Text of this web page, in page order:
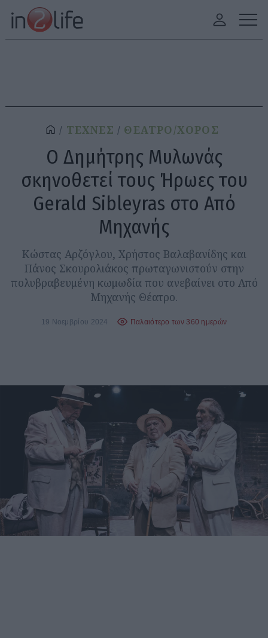
ΤΕΧΝΕΣ ΘΕΑΤΡΟ/ΧΟΡΟΣ
Ο Δημήτρης Μυλωνάς
σκηνοθετεί τους Ήρωες του
Gerald Sibleyras στο Από
Μηχανής
Κώστας Αρζόγλου, Χρήστος Βαλαβανίδης και
Πάνος Σκουρολιάκος πρωταγωνιστούν στην
πολυβραβευμένη κωμωδία που ανεβαίνει στο Από
Μηχανής Θέατρο.
19 Νοεμβρίου 2024 Παλαιότερο των 360 ημερών